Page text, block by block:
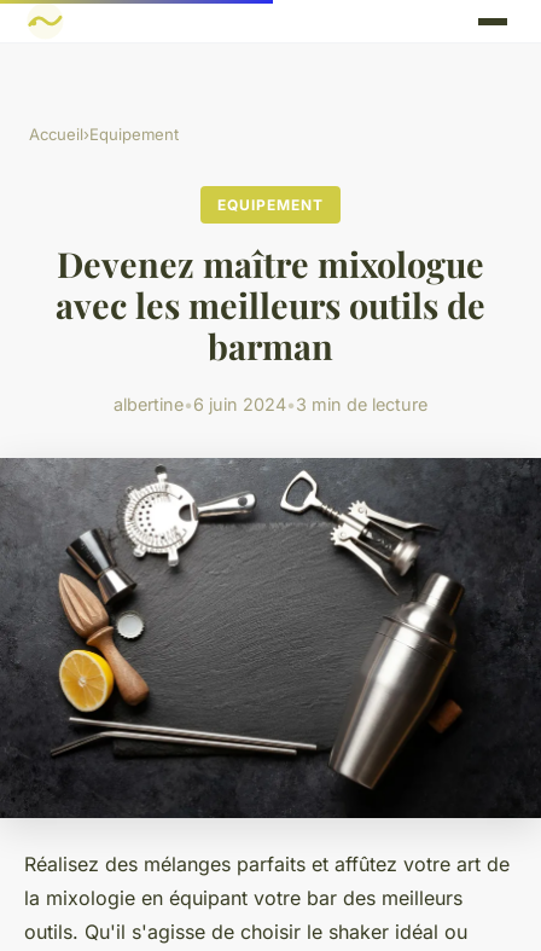
Accueil›Equipement
EQUIPEMENT
Devenez maître mixologue
avec les meilleurs outils de
barman
albertine•6 juin 2024•3 min de lecture
Réalisez des mélanges parfaits et affûtez votre art de
la mixologie en équipant votre bar des meilleurs
outils. Qu'il s'agisse de choisir le shaker idéal ou